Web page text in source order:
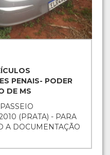
PENAIS- PODER
DE MS
(PRATA) - PARA
A DOCUMENTAÇÃO